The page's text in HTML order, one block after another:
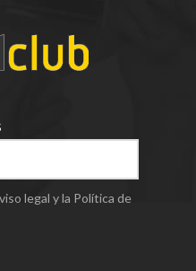
legal y la Política de